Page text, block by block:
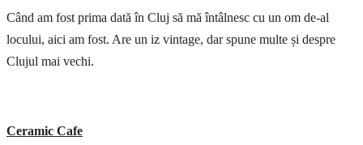
Când am fost prima dată în Cluj să mă întâlnesc cu un om de-al
locului, aici am fost. Are un iz vintage, dar spune multe și despre
Clujul mai vechi.
Ceramic Cafe